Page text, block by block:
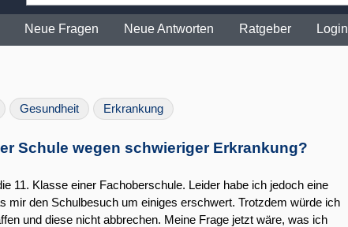
Neue Fragen Neue Antworten Ratgeber Login
Gesundheit Erkrankung
Schule wegen schwieriger Erkrankung?
11. Klasse einer Fachoberschule. Leider habe ich jedoch eine
mir den Schulbesuch um einiges erschwert. Trotzdem würde ich
und diese nicht abbrechen. Meine Frage jetzt wäre, was ich